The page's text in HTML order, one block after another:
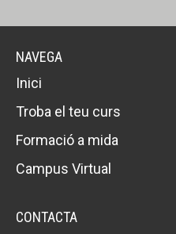
NAVEGA
Inici
Troba el teu curs
Formació a mida
Campus Virtual
CONTACTA